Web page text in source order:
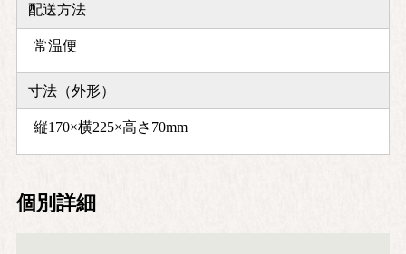
配送方法
常温便
寸法（外形）
縦170×横225×高さ70mm
個別詳細